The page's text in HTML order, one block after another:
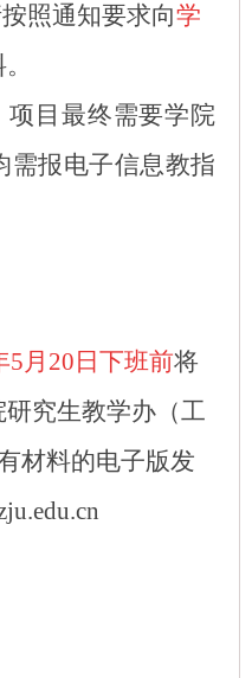
照通知要求向学
项目最终需要学院
需报电子信息教指
5月20日下班前将
究生教学办（工
材料的电子版发